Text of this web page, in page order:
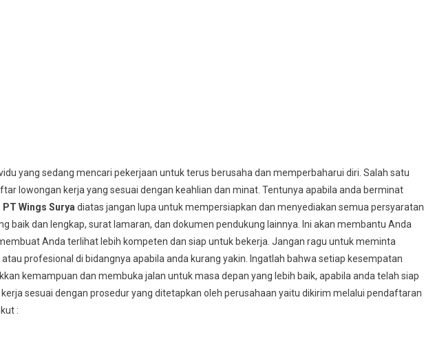
yang sedang mencari pekerjaan untuk terus berusaha dan memperbaharui diri. Salah satu
lowongan kerja yang sesuai dengan keahlian dan minat. Tentunya apabila anda berminat
PT Wings Surya diatas jangan lupa untuk mempersiapkan dan menyediakan semua persyaratan
baik dan lengkap, surat lamaran, dan dokumen pendukung lainnya. Ini akan membantu Anda
Anda terlihat lebih kompeten dan siap untuk bekerja. Jangan ragu untuk meminta
profesional di bidangnya apabila anda kurang yakin. Ingatlah bahwa setiap kesempatan
kemampuan dan membuka jalan untuk masa depan yang lebih baik, apabila anda telah siap
sesuai dengan prosedur yang ditetapkan oleh perusahaan yaitu dikirim melalui pendaftaran
: